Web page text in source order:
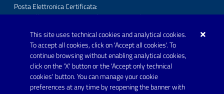
This site uses technical cookies and analytical cookies.
To accept all cookies, click on 'Accept all cookies'. To
continue browsing without enabling analytical cookies,
click on the 'X' button or the 'Accept only technical
cookies' button. You can manage your cookie
preferences at any time by reopening the banner with
Posta Elettronica Certificata:
protocollo.comunecarmiano@pec.rupar.puglia.it
URP - Ufficio Relazioni con il Pubblico
FOLLOW US ON
Youtube